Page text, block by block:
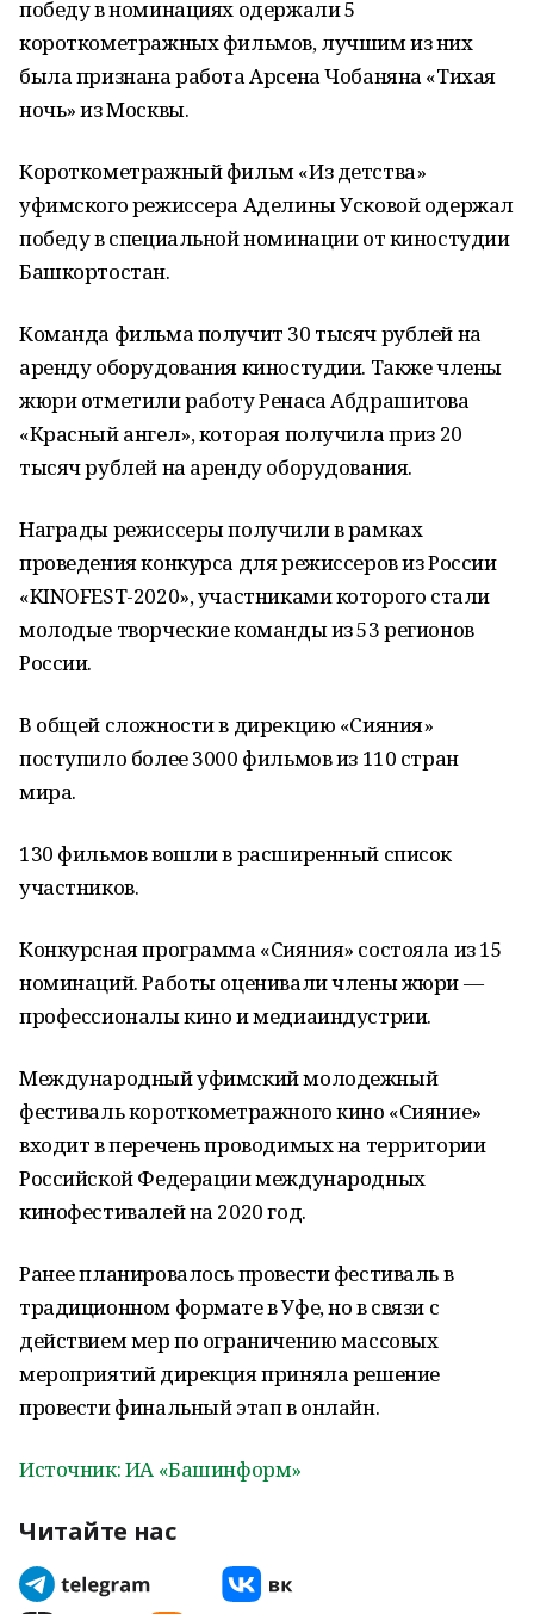
победу в номинациях одержали 5
короткометражных фильмов, лучшим из них
была признана работа Арсена Чобаняна «Тихая
ночь» из Москвы.
Короткометражный фильм «Из детства»
уфимского режиссера Аделины Усковой одержал
победу в специальной номинации от киностудии
Башкортостан.
Команда фильма получит 30 тысяч рублей на
аренду оборудования киностудии. Также члены
жюри отметили работу Ренаса Абдрашитова
«Красный ангел», которая получила приз 20
тысяч рублей на аренду оборудования.
Награды режиссеры получили в рамках
проведения конкурса для режиссеров из России
«KINOFEST-2020», участниками которого стали
молодые творческие команды из 53 регионов
России.
В общей сложности в дирекцию «Сияния»
поступило более 3000 фильмов из 110 стран
мира.
130 фильмов вошли в расширенный список
участников.
Конкурсная программа «Сияния» состояла из 15
номинаций. Работы оценивали члены жюри —
профессионалы кино и медиаиндустрии.
Международный уфимский молодежный
фестиваль короткометражного кино «Сияние»
входит в перечень проводимых на территории
Российской Федерации международных
кинофестивалей на 2020 год.
Ранее планировалось провести фестиваль в
традиционном формате в Уфе, но в связи с
действием мер по ограничению массовых
мероприятий дирекция приняла решение
провести финальный этап в онлайн.
Источник: ИА «Башинформ»
Читайте нас